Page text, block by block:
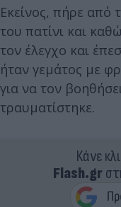
Εκείνος, πήρε από
του πατίνι και
τον έλεγχο και
ήταν γεμάτος με
για να τον
τραυματίστηκε.
Κάνε
Flash.gr